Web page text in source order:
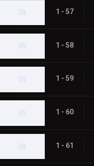
1 - 57
1 - 58
1 - 59
1 - 60
1 - 61